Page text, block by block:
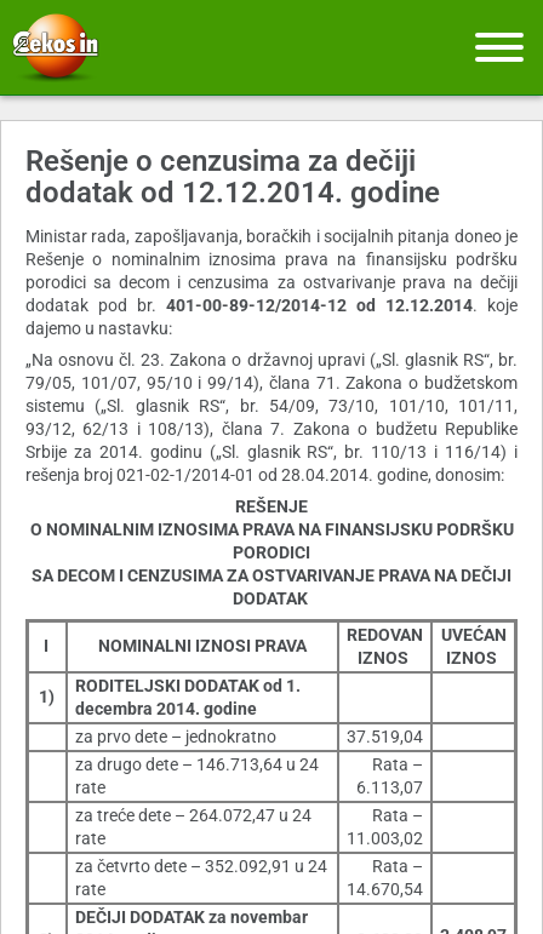
Rešenje o cenzusima za dečiji
dodatak od 12.12.2014. godine
Ministar rada, zapošljavanja, boračkih i socijalnih pitanja doneo je
Rešenje o nominalnim iznosima prava na finansijsku podršku
porodici sa decom i cenzusima za ostvarivanje prava na dečiji
dodatak pod br. 401-00-89-12/2014-12 od 12.12.2014. koje
dajemo u nastavku:
„Na osnovu čl. 23. Zakona o državnoj upravi („Sl. glasnik RS“, br.
79/05, 101/07, 95/10 i 99/14), člana 71. Zakona o budžetskom
sistemu („Sl. glasnik RS“, br. 54/09, 73/10, 101/10, 101/11,
93/12, 62/13 i 108/13), člana 7. Zakona o budžetu Republike
Srbije za 2014. godinu („Sl. glasnik RS“, br. 110/13 i 116/14) i
rešenja broj 021-02-1/2014-01 od 28.04.2014. godine, donosim:
REŠENJE
O NOMINALNIM IZNOSIMA PRAVA NA FINANSIJSKU PODRŠKU
PORODICI
SA DECOM I CENZUSIMA ZA OSTVARIVANJE PRAVA NA DEČIJI
DODATAK
I NOMINALNI IZNOSI PRAVA
REDOVAN
IZNOS
UVEĆAN
IZNOS
1)
RODITELJSKI DODATAK od 1.
decembra 2014. godine
za prvo dete – jednokratno
37.519,04
za drugo dete – 146.713,64 u 24
rate
Rata –
6.113,07
za treće dete – 264.072,47 u 24
rate
Rata –
11.003,02
za četvrto dete – 352.092,91 u 24
rate
Rata –
14.670,54
DEČIJI DODATAK za novembar